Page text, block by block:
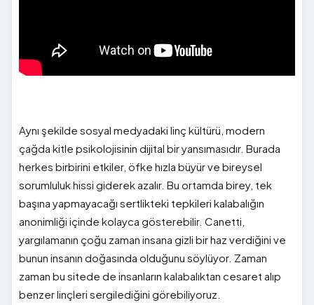
Aynı şekilde sosyal medyadaki linç kültürü, modern
çağda kitle psikolojisinin dijital bir yansımasıdır. Burada
herkes birbirini etkiler, öfke hızla büyür ve bireysel
sorumluluk hissi giderek azalır. Bu ortamda birey, tek
başına yapmayacağı sertlikteki tepkileri kalabalığın
anonimliği içinde kolayca gösterebilir. Canetti,
yargılamanın çoğu zaman insana gizli bir haz verdiğini ve
bunun insanın doğasında olduğunu söylüyor. Zaman
zaman bu sitede de insanların kalabalıktan cesaret alıp
benzer linçleri sergilediğini görebiliyoruz.